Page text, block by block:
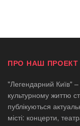
ПРО НАШ ПРОЕКТ
"Легендарний Київ"
культурному життю
публікуються
місті: концерти,